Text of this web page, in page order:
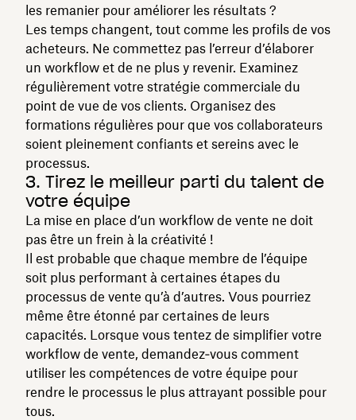
les remanier pour améliorer les résultats ?
Les temps changent, tout comme les profils de vos
acheteurs. Ne commettez pas l’erreur d’élaborer
un workflow et de ne plus y revenir. Examinez
régulièrement votre stratégie commerciale du
point de vue de vos clients. Organisez des
formations régulières pour que vos collaborateurs
soient pleinement confiants et sereins avec le
processus.
3. Tirez le meilleur parti du talent de
votre équipe
La mise en place d’un workflow de vente ne doit
pas être un frein à la créativité !
Il est probable que chaque membre de l’équipe
soit plus performant à certaines étapes du
processus de vente qu’à d’autres. Vous pourriez
même être étonné par certaines de leurs
capacités. Lorsque vous tentez de simplifier votre
workflow de vente, demandez‑vous comment
utiliser les compétences de votre équipe pour
rendre le processus le plus attrayant possible pour
tous.